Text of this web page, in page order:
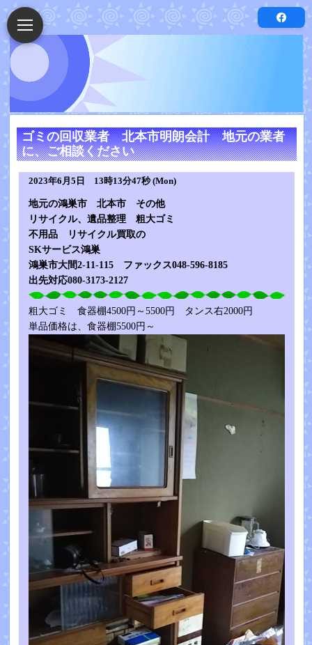
ゴミの回収業者 北本市明朗会計 地元の業者
に、ご相談ください
2023年6月5日 13時13分47秒 (Mon)
地元の鴻巣市 北本市 その他
リサイクル、遺品整理 粗大ゴミ
不用品 リサイクル買取の
SKサービス鴻巣
鴻巣市大間2-11-115 ファックス048-596-8185
出先対応080-3173-2127
粗大ゴミ 食器棚4500円～5500円 タンス右2000円
単品価格は、食器棚5500円～